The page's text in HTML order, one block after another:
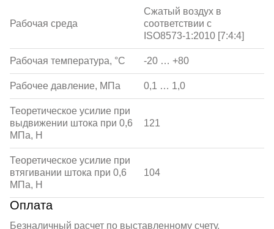
Рабочая среда
Сжатый воздух в
соответствии с
ISO8573-1:2010 [7:4:4]
Рабочая температура, °С -20 … +80
Рабочее давление, МПа 0,1 … 1,0
Теоретическое усилие при
выдвижении штока при 0,6
МПа, Н
121
Теоретическое усилие при
втягивании штока при 0,6
МПа, Н
104
Оплата
Безналичный расчет по выставленному счету.